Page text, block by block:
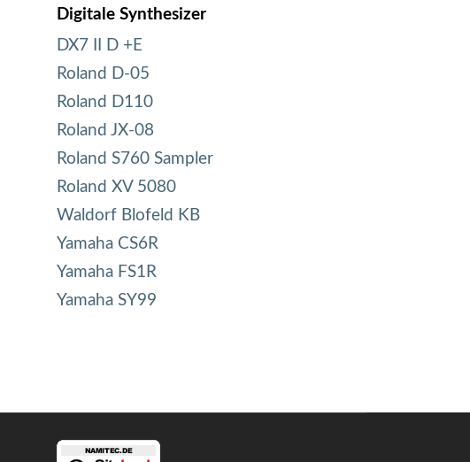
Digitale Synthesizer
DX7 II D +E
Roland D-05
Roland D110
Roland JX-08
Roland S760 Sampler
Roland XV 5080
Waldorf Blofeld KB
Yamaha CS6R
Yamaha FS1R
Yamaha SY99